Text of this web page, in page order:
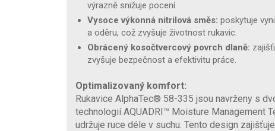
výrazně snižuje pocení.
Vysoce výkonná nitrilová směs: poskytuje
a oděru, což zvyšuje životnost rukavic.
Obrácený kosočtvercový povrch dlaně:
zvyšuje bezpečnost a efektivitu práce.
Optimalizovaný komfort:
Rukavice AlphaTec® 58-335 jsou navrženy s
technologií AQUADRI™ Moisture Management
udržuje ruce déle v suchu. Tento design